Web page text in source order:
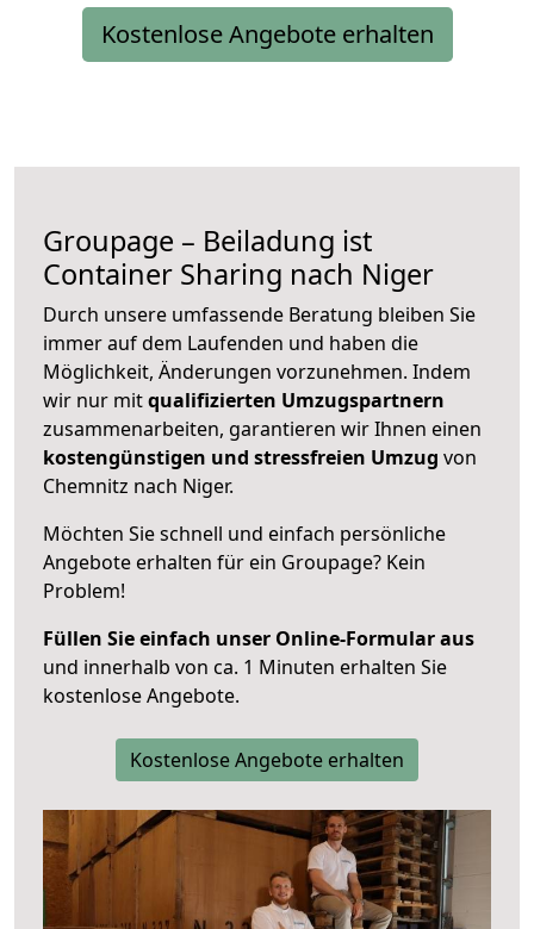
Kostenlose Angebote erhalten
Groupage – Beiladung ist
Container Sharing nach Niger
Durch unsere umfassende Beratung bleiben Sie
immer auf dem Laufenden und haben die
Möglichkeit, Änderungen vorzunehmen. Indem
wir nur mitqualifizierten Umzugspartnern
zusammenarbeiten, garantieren wir Ihnen einen
kostengünstigen und stressfreien Umzug von
Chemnitz nach Niger.
Möchten Sie schnell und einfach persönliche
Angebote erhalten für ein Groupage? Kein
Problem!
Füllen Sie einfach unser Online-Formular aus
und innerhalb von ca. 1 Minuten erhalten Sie
kostenlose Angebote.
Kostenlose Angebote erhalten